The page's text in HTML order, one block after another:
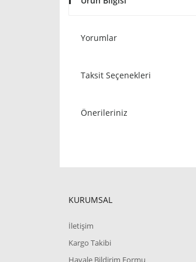
Yorumlar
Taksit Seçenekleri
Önerileriniz
KURUMSAL
İletişim
Kargo Takibi
Havale Bildirim Formu